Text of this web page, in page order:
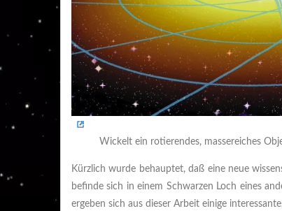
Wickelt ein rotierendes, massereiches
Kürzlich wurde behauptet, daß eine neue
befinde sich in einem Schwarzen Loch eines
ergeben sich aus dieser Arbeit einige